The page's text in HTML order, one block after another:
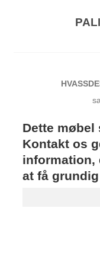
Dette
Kontakt os
information,
at få